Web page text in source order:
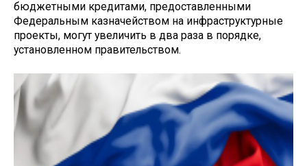
бюджетными кредитами, предоставленными
Федеральным казначейством на инфраструктурные
проекты, могут увеличить в два раза в порядке,
установленном правительством.